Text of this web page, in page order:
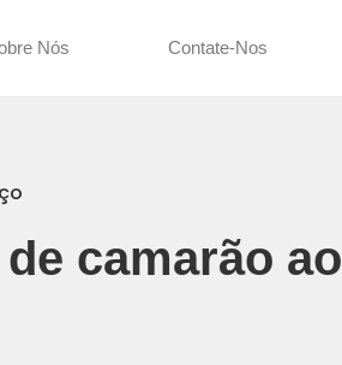
Nós Contate-Nos
camarão ao